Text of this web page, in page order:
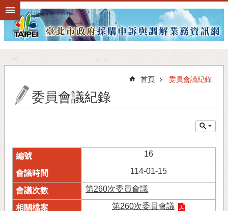
跳到主要內容區塊
首頁 委員會議紀錄
委員會議紀錄
16
114-01-15
第260次委員會議
第260次委員會議